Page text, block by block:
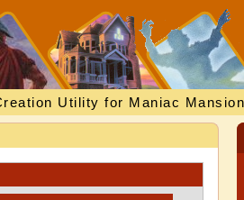
Utility for Maniac